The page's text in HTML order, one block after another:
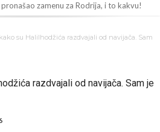
zamenu za Rodrija, i to kakvu!
Интер нема довољно средстава,
novog levog beka – transfer vredan 21
(ne)očekivan potez!
su Halilhodžića razdvajali od navijača. Sam
razdvajali od navijača. Sam je